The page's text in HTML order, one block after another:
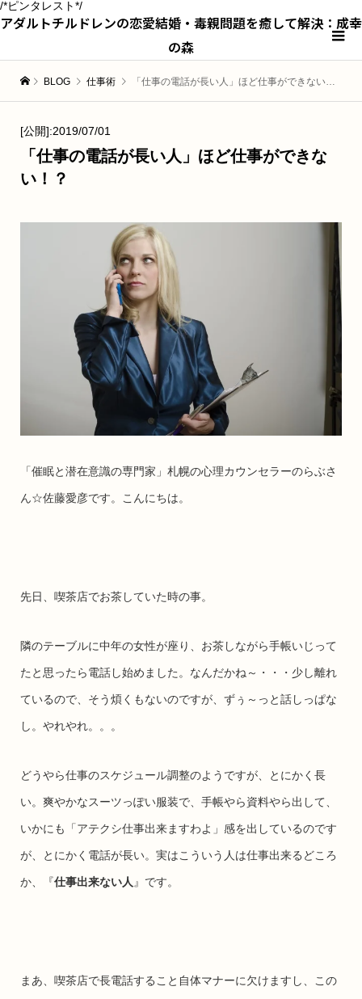
/*ピンタレスト*/
アダルトチルドレンの恋愛結婚・毒親問題を癒して解決：成幸
の森
BLOG 仕事術 「仕事の電話が長い人」ほど仕事ができない！？
[公開]:2019/07/01
「仕事の電話が長い人」ほど仕事ができな
い！？
「催眠と潜在意識の専門家」札幌の心理カウンセラーのらぶさ
ん☆佐藤愛彦です。こんにちは。
先日、喫茶店でお茶していた時の事。
隣のテーブルに中年の女性が座り、お茶しながら手帳いじって
たと思ったら電話し始めました。なんだかね～・・・少し離れ
ているので、そう煩くもないのですが、ずぅ～っと話しっぱな
し。やれやれ。。。
どうやら仕事のスケジュール調整のようですが、とにかく長
い。爽やかなスーツっぽい服装で、手帳やら資料やら出して、
いかにも「アテクシ仕事出来ますわよ」感を出しているのです
が、とにかく電話が長い。実はこういう人は仕事出来るどころ
か、『仕事出来ない人 』です。
まあ、喫茶店で長電話すること自体マナーに欠けますし、この